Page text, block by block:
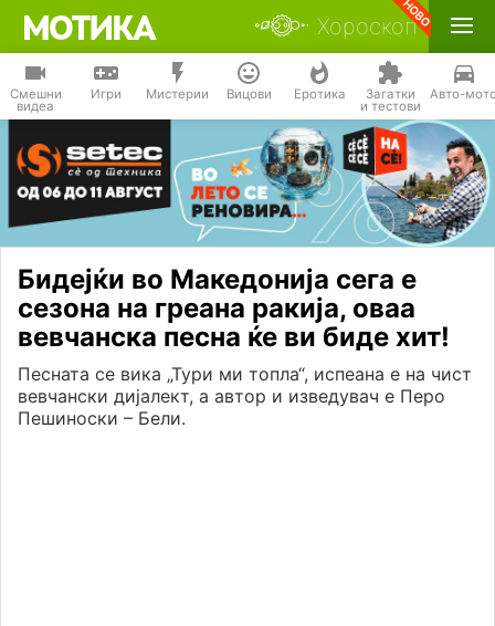
Хороскоп
Смешни
видеа
Игри Мистерии Вицови Еротика Загатки
и тестови
Авто-
Бидејќи во Македонија сега е
сезона на греана ракија, оваа
вевчанска песна ќе ви биде хит!
Песната се вика „Тури ми топла“, испеана е на чист
вевчански дијалект, а автор и изведувач е Перо
Пешиноски – Бели.